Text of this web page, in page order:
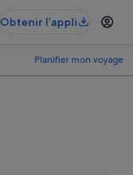
Obtenir l’appli
Planifier mon voyage